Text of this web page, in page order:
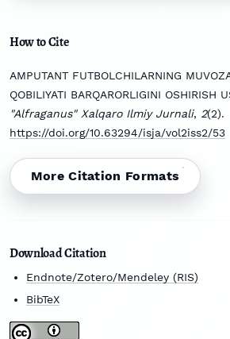
How to Cite
AMPUTANT FUTBOLCHILARNING
QOBILIYATI BARQARORLIGINI OSHIRISH
"Alfraganus" Xalqaro Ilmiy Jurnali, 2(2).
https://doi.org/10.63294/isja/vol2iss2/53
More Citation Formats
Download Citation
Endnote/Zotero/Mendeley (RIS)
BibTeX